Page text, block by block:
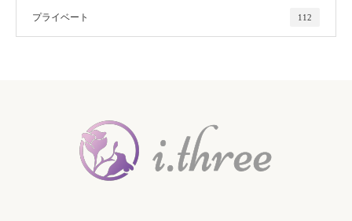
プライベート 112